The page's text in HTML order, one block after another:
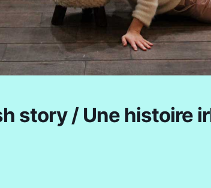
story / Une histoire